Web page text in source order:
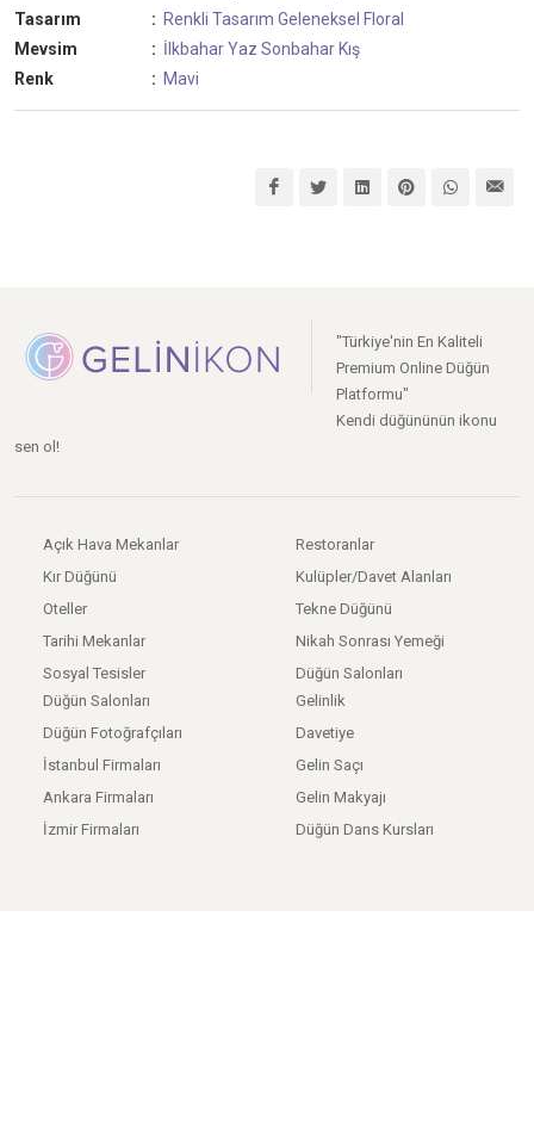
Tasarım
: Renkli Tasarım Geleneksel Floral
Mevsim
: İlkbaharYaz Sonbahar Kış
Renk
: Mavi
"Türkiye'nin En Kaliteli
Premium Online Düğün
Platformu"
Kendi düğününün ikonu
sen ol!
Açık Hava Mekanlar
Kır Düğünü
Oteller
Tarihi Mekanlar
Sosyal Tesisler
Restoranlar
Kulüpler/Davet Alanları
Tekne Düğünü
Nikah Sonrası Yemeği
Düğün Salonları
Düğün Salonları
Düğün Fotoğrafçıları
İstanbul Firmaları
Ankara Firmaları
İzmir Firmaları
Gelinlik
Davetiye
Gelin Saçı
Gelin Makyajı
Düğün Dans Kursları